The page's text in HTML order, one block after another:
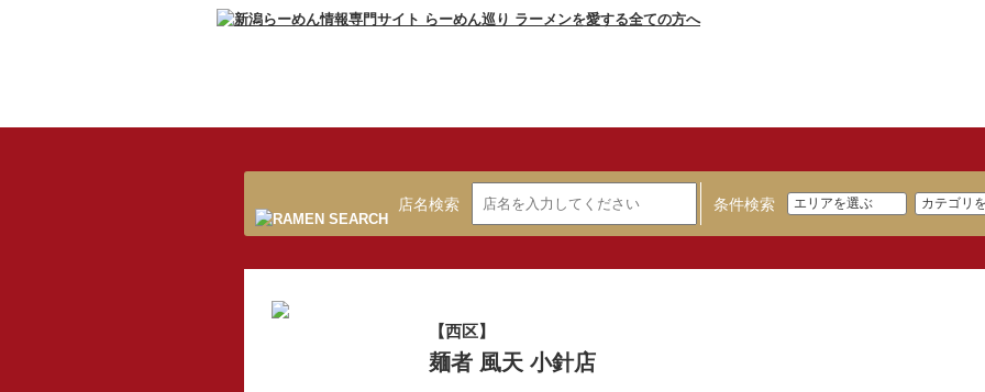
店名検索 条件検索
【西区】
麺者 風天 小針店